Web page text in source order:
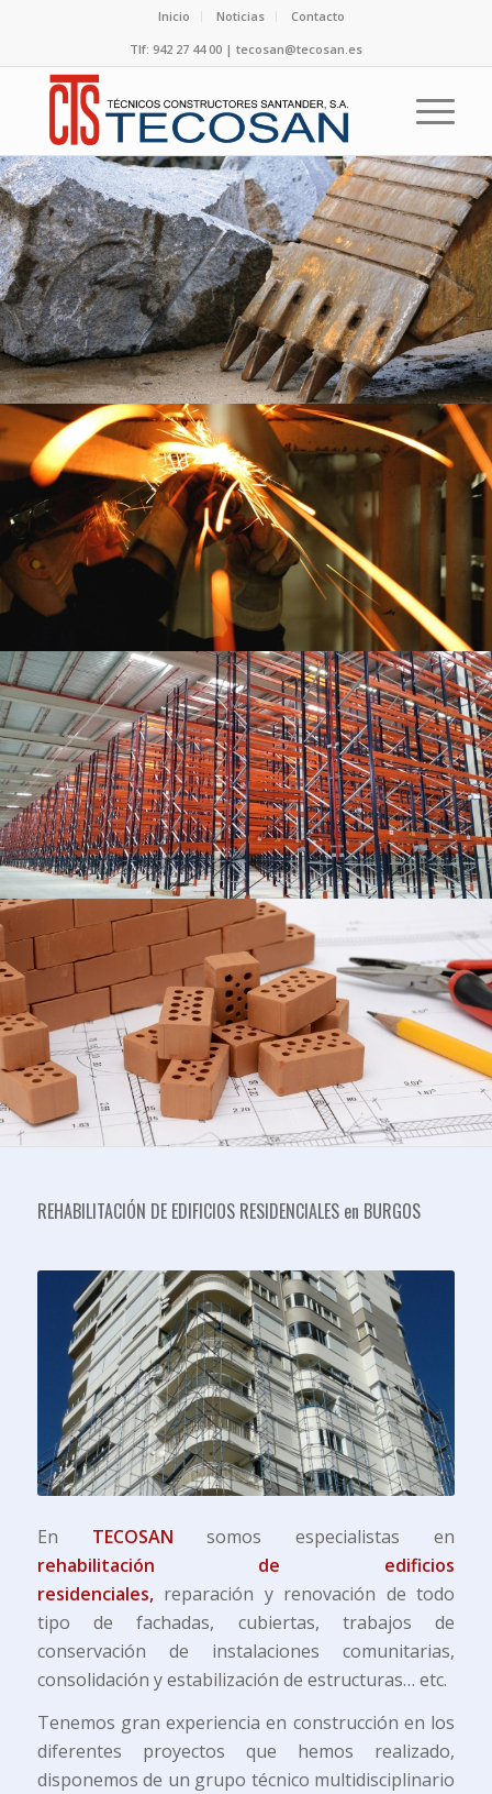
Inicio Noticias
Contacto
Tlf: 942 27 44 00 | tecosan@tecosan.es
REHABILITACIÓN DE EDIFICIOS RESIDENCIALES en BURGOS
En TECOSAN somos especialistas en
rehabilitación de edificios
residenciales, reparación y renovación de todo
tipo de fachadas, cubiertas, trabajos de
conservación de instalaciones comunitarias,
consolidación y estabilización de estructuras… etc.
Tenemos gran experiencia en construcción en los
diferentes proyectos que hemos realizado,
disponemos de un grupo técnico multidisciplinario